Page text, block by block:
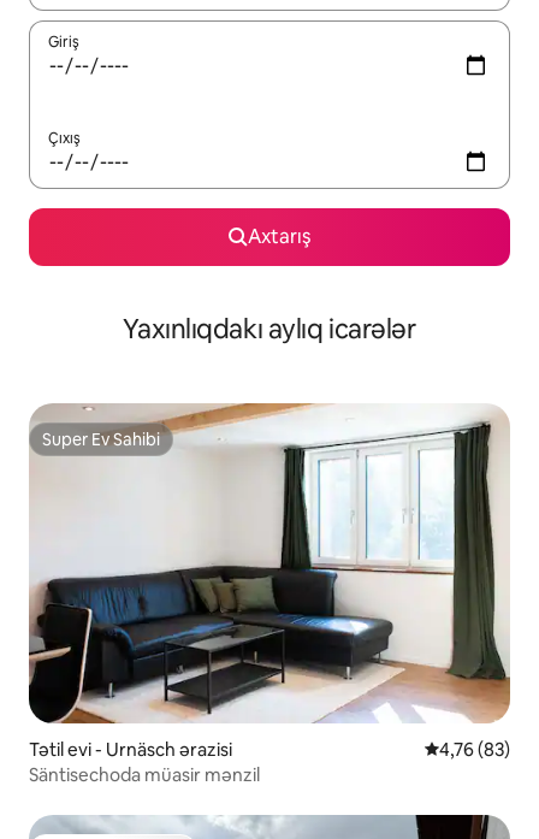
Giriş
Çıxış
Axtarış
Yaxınlıqdakı aylıq icarələr
Super Ev Sahibi
Super Ev Sahibi
Tətil evi - Urnäsch ərazisi Ortalama
4,76 (83)
Säntisechoda müasir mənzil